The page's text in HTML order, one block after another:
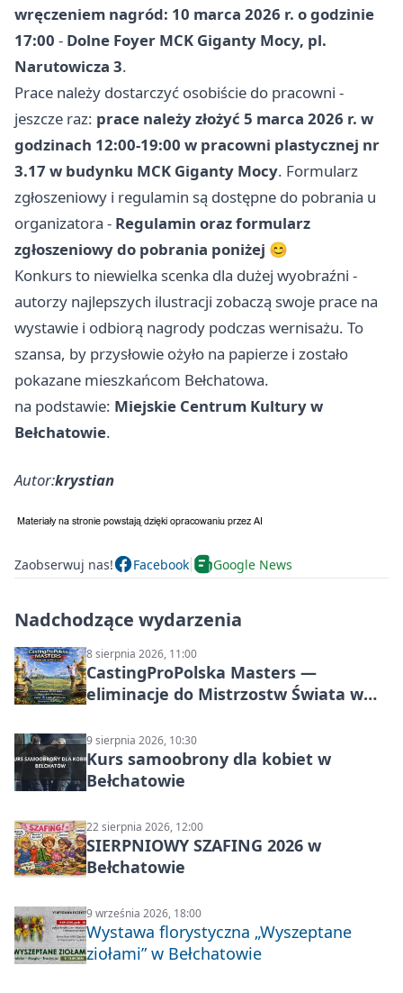
wręczeniem nagród: 10 marca 2026 r. o godzinie
17:00 - Dolne Foyer MCK Giganty Mocy, pl.
Narutowicza 3.
Prace należy dostarczyć osobiście do pracowni -
jeszcze raz: prace należy złożyć 5 marca 2026 r. w
godzinach 12:00-19:00 w pracowni plastycznej nr
3.17 w budynku MCK Giganty Mocy. Formularz
zgłoszeniowy i regulamin są dostępne do pobrania u
organizatora - Regulamin oraz formularz
zgłoszeniowy do pobrania poniżej 😊
Konkurs to niewielka scenka dla dużej wyobraźni -
autorzy najlepszych ilustracji zobaczą swoje prace na
wystawie i odbiorą nagrody podczas wernisażu. To
szansa, by przysłowie ożyło na papierze i zostało
pokazane mieszkańcom Bełchatowa.
na podstawie: Miejskie Centrum Kultury w
Bełchatowie.
Autor:krystian
Zaobserwuj nas! Facebook Google News
Nadchodzące wydarzenia
8 sierpnia 2026, 11:00
CastingProPolska Masters —
eliminacje do Mistrzostw Świata w
9 sierpnia 2026, 10:30
Kurs samoobrony dla kobiet w
Bełchatowie
22 sierpnia 2026, 12:00
SIERPNIOWY SZAFING 2026 w
Bełchatowie
9 września 2026, 18:00
Wystawa florystyczna „Wyszeptane
ziołami” w Bełchatowie